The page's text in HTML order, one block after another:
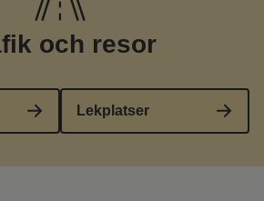
och resor
Lekplatser